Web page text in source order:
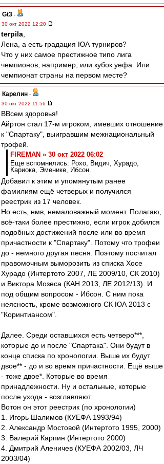
Gt3 -
30 окт 2022 12:20
terpila
Лена, а есть градация ЮА турниров?
Что у них самое престижное типо лига
чемпионов, например, или кубок уефа. Или
чемпионат страны на первом месте?
Карелин -
30 окт 2022 11:56
ВВсем здоровья!
Айртон стал 17-м игроком, имевших отношение
к "Спартаку", выигравшим межнациональный
трофей.
FIREMAN » 30 окт 2022 06:02
Еще вспомнились: Рохо, Видич, Хурадо,
Кариока, Эменике, Ибсон.
Добавил к этим и упомянутым ранее
фамилиям ещё четверых и получился
реестрик из 17 человек.
Но есть, нмв, немаловажный момент. Полагаю,
всё-таки более престижно, если игрок добился
подобных достижений после или во время
причастности к "Спартаку". Потому что трофеи
до - немного другая песня. Поэтому посчитал
правомочным выморозить из списка Хосе
Хурадо (Интертото 2007, ЛЕ 2009/10, СК 2010)
и Виктора Мозеса (КАН 2013, ЛЕ 2012/13). И
под общим вопросом - Ибсон. С ним пока
неясность, кроме возможного СК ЮА 2013 с
"Коринтиансом".
Далее. Среди оставшихся есть четверо***,
которые до и после "Спартака". Они будут в
конце списка по хронологии. Выше их будут
двое** - до и во время причастности. Ещё выше
- тоже двое*. Которые во время
принадлежности. Ну и остальные, которые
после ухода - возглавляют.
Вотон он этот реестрик (по хронологии)
1. Игорь Шалимов (КУЕФА 1993/94)
2. Александр Мостовой (Интертото 1995, 2000)
3. Валерий Карпин (Интертото 2000)
4. Дмитрий Аленичев (КУЕФА 2002/03, ЛЧ
2003/04)